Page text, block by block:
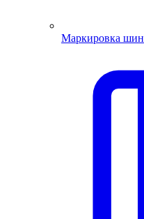
Маркировка шин